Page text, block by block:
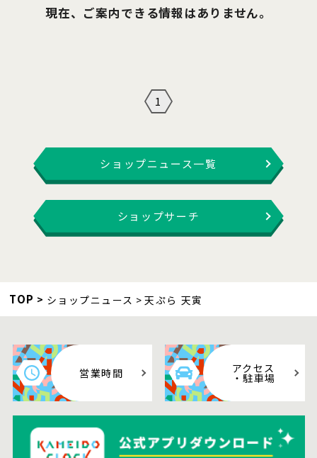
現在、ご案内できる情報はありません。
1
ショップニュース一覧
ショップサーチ
TOP ショップニュース 天ぷら 天寅
営業時間 アクセス
・駐車場